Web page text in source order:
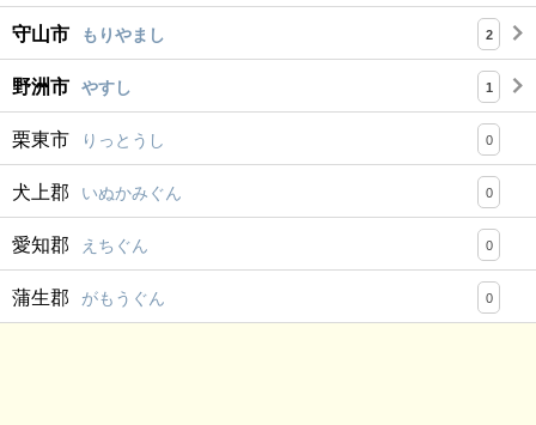
守山市 もりやまし 2
野洲市 やすし 1
栗東市 りっとうし 0
犬上郡 いぬかみぐん 0
愛知郡 えちぐん 0
蒲生郡 がもうぐん 0